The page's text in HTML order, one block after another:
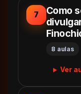
7
Como
8 aulas
Ver